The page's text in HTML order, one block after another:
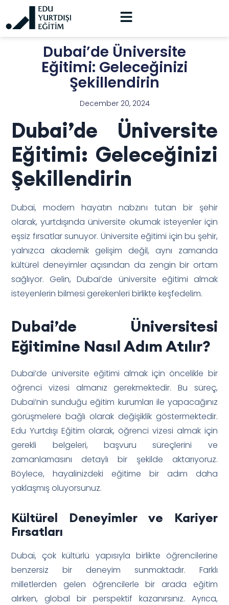
Dubai’de Üniversite
Eğitimi: Geleceğinizi
Şekillendirin
December 20, 2024
Dubai’de Üniversite
Eğitimi: Geleceğinizi
Şekillendirin
Dubai, modern hayatın nabzını tutan bir şehir
olarak, yurtdışında üniversite okumak isteyenler için
eşsiz fırsatlar sunuyor. Üniversite eğitimi için bu şehir,
yalnızca akademik gelişim değil, aynı zamanda
kültürel deneyimler açısından da zengin bir ortam
sağlıyor. Gelin, Dubai’de üniversite eğitimi almak
isteyenlerin bilmesi gerekenleri birlikte keşfedelim.
Dubai’de Üniversitesi
Eğitimine Nasıl Adım Atılır?
Dubai’de üniversite eğitimi almak için öncelikle bir
öğrenci vizesi almanız gerekmektedir. Bu süreç,
Dubai’nin sunduğu eğitim kurumları ile yapacağınız
görüşmelere bağlı olarak değişiklik göstermektedir.
Edu Yurtdışı Eğitim olarak, öğrenci vizesi almak için
gerekli belgeleri, başvuru süreçlerini ve
zamanlamasını detaylı bir şekilde aktarıyoruz.
Böylece, hayalinizdeki eğitime bir adım daha
yaklaşmış oluyorsunuz.
Kültürel Deneyimler ve Kariyer
Fırsatları
Dubai, çok kültürlü yapısıyla birlikte öğrencilerine
benzersiz bir deneyim sunmaktadır. Farklı
milletlerden gelen öğrencilerle bir arada eğitim
alırken, global bir perspektif kazanırsınız. Ayrıca,